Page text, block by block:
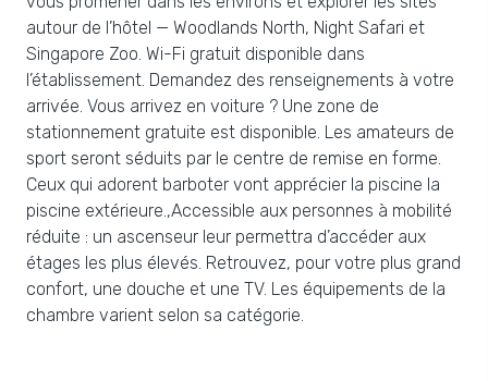
autour de l’hôtel — Woodlands North, Night Safari et
Singapore Zoo. Wi-Fi gratuit disponible dans
l’établissement. Demandez des renseignements à votre
arrivée. Vous arrivez en voiture ? Une zone de
stationnement gratuite est disponible. Les amateurs de
sport seront séduits par le centre de remise en forme.
Ceux qui adorent barboter vont apprécier la piscine la
piscine extérieure.,Accessible aux personnes à mobilité
réduite : un ascenseur leur permettra d’accéder aux
étages les plus élevés. Retrouvez, pour votre plus grand
confort, une douche et une TV. Les équipements de la
chambre varient selon sa catégorie.